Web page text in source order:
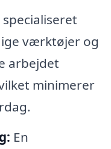
specialiseret
værktøjer og
arbejdet
minimerer
En